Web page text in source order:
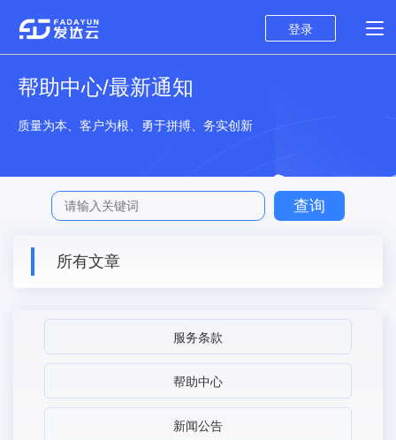
登录
帮助中心/最新通知
质量为本、客户为根、勇于拼搏、务实创新
所有文章
服务条款
帮助中心
新闻公告